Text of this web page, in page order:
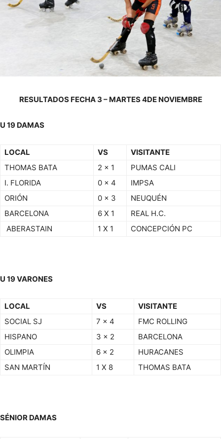
RESULTADOS FECHA 3 – MARTES 4DE NOVIEMBRE
U 19 DAMAS
LOCAL VS
VISITANTE
THOMAS BATA
2 x 1
PUMAS CALI
I. FLORIDA
0 x 4
IMPSA
ORIÓN
0 x 3
NEUQUÉN
BARCELONA
6 X 1
REAL H.C.
ABERASTAIN
1 X 1 CONCEPCIÓN PC
U 19 VARONES
LOCAL VS
VISITANTE
SOCIAL SJ
7 x 4
FMC ROLLING
HISPANO
3 x 2
BARCELONA
OLIMPIA
6 x 2
HURACANES
SAN MARTÍN
1 X 8 THOMAS BATA
SÉNIOR DAMAS